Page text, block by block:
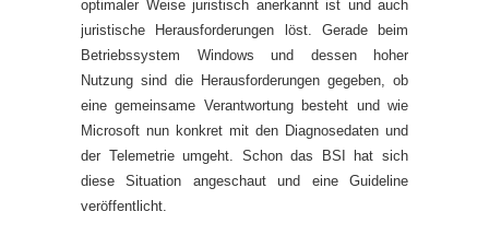
optimaler Weise juristisch anerkannt ist und auch
juristische Herausforderungen löst. Gerade beim
Betriebssystem Windows und dessen hoher
Nutzung sind die Herausforderungen gegeben, ob
eine gemeinsame Verantwortung besteht und wie
Microsoft nun konkret mit den Diagnosedaten und
der Telemetrie umgeht. Schon das BSI hat sich
diese Situation angeschaut und eine Guideline
veröffentlicht.